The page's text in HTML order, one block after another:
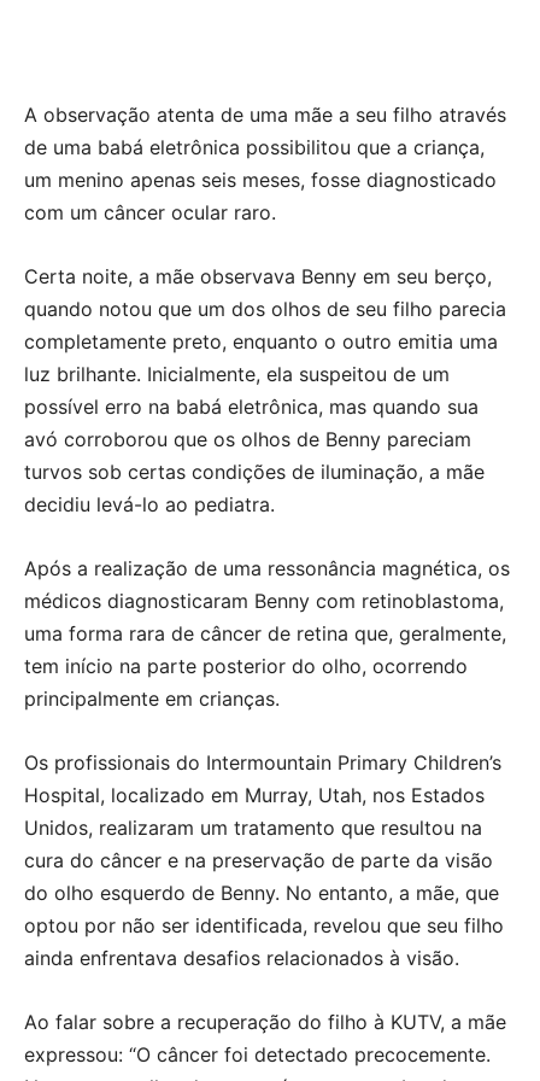
A observação atenta de uma mãe a seu filho através
de uma babá eletrônica possibilitou que a criança,
um menino apenas seis meses, fosse diagnosticado
com um câncer ocular raro.
Certa noite, a mãe observava Benny em seu berço,
quando notou que um dos olhos de seu filho parecia
completamente preto, enquanto o outro emitia uma
luz brilhante. Inicialmente, ela suspeitou de um
possível erro na babá eletrônica, mas quando sua
avó corroborou que os olhos de Benny pareciam
turvos sob certas condições de iluminação, a mãe
decidiu levá-lo ao pediatra.
Após a realização de uma ressonância magnética, os
médicos diagnosticaram Benny com retinoblastoma,
uma forma rara de câncer de retina que, geralmente,
tem início na parte posterior do olho, ocorrendo
principalmente em crianças.
Os profissionais do Intermountain Primary Children’s
Hospital, localizado em Murray, Utah, nos Estados
Unidos, realizaram um tratamento que resultou na
cura do câncer e na preservação de parte da visão
do olho esquerdo de Benny. No entanto, a mãe, que
optou por não ser identificada, revelou que seu filho
ainda enfrentava desafios relacionados à visão.
Ao falar sobre a recuperação do filho à KUTV, a mãe
expressou: “O câncer foi detectado precocemente.